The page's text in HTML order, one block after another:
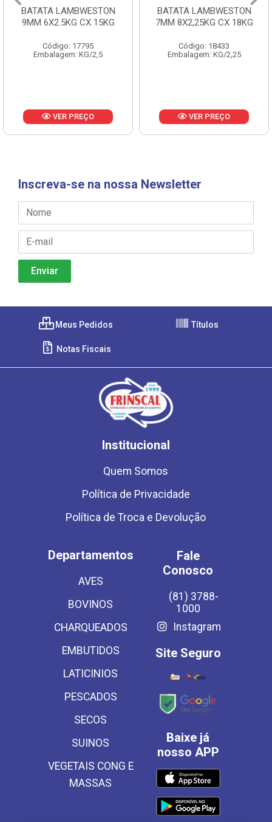
BATATA LAMBWESTON
Código: 17795
Embalagem: KG/2,5
VER PREÇO
BATATA LAMBWESTON
7MM 8X2,25KG CX 18KG
Código: 18433
Embalagem: KG/2,25
VER PREÇO
Inscreva-se na nossa Newsletter
Meus Pedidos
Institucional
Quem Somos
Política de Privacidade
Política de Troca e Devolução
Departamentos
AVES
BOVINOS
CHARQUEADOS
EMBUTIDOS
LATICINIOS
PESCADOS
SECOS
SUINOS
VEGETAIS CONG E
MASSAS
Fale
Conosco
(81) 3788-
1000
Instagram
Site Seguro
Baixe já
nosso APP